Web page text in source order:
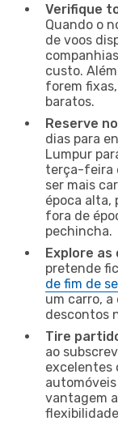
Verifique
Quando o
de voos
custo.
forem
baratos.
Reserve
dias para
Lumpur
terça-feira
ser mais
época alta,
fora de
pechincha.
Explore
pretende
de fim de
um carro,
descontos
Tire
ao
excelentes
vantagem